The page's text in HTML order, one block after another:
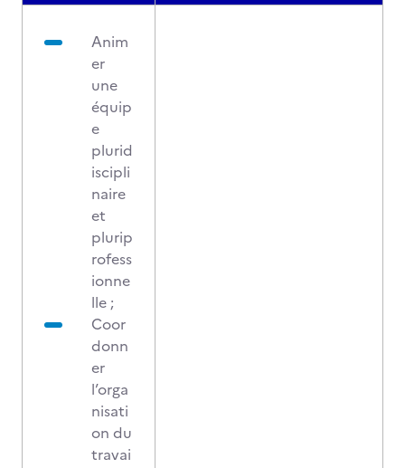
Anim
er
une
équip
e
plurid
iscipli
naire
et
plurip
rofess
ionne
lle ;
Coor
donn
er
l’orga
nisati
on du
travai